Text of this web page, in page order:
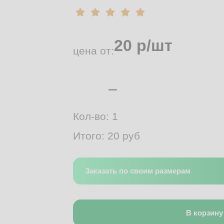
цена от:20 р/шт
Кол-во: 1
Итого: 20 руб
Заказать по своим размерам
В корзину